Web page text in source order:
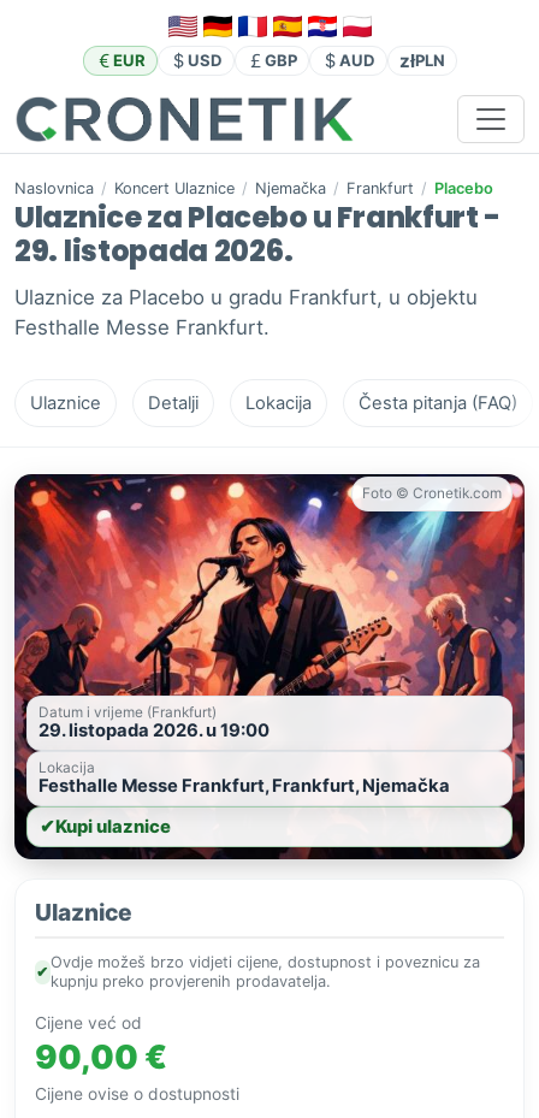
EUR USD GBP AUD złPLN
Naslovnica / Koncert Ulaznice / Njemačka / Frankfurt / Placebo
Ulaznice za Placebo u Frankfurt -
29. listopada 2026.
Ulaznice za Placebo u gradu Frankfurt, u objektu
Festhalle Messe Frankfurt.
Ulaznice Detalji Lokacija Česta pitanja (FAQ)
Foto © Cronetik.com
Datum i vrijeme (Frankfurt)
29. listopada 2026. u 19:00
Lokacija
Festhalle Messe Frankfurt, Frankfurt, Njemačka
✔Kupi ulaznice
Ulaznice
✔
Ovdje možeš brzo vidjeti cijene, dostupnost i poveznicu za
kupnju preko provjerenih prodavatelja.
Cijene već od
90,00 €
Cijene ovise o dostupnosti